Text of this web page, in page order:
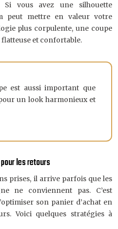
Si vous avez une silhouette
peut mettre en valeur votre
plus corpulente, une coupe
et confortable.
est aussi important que
un look harmonieux et
les retours
prises, il arrive parfois que les
ne conviennent pas. C’est
son panier d’achat en
Voici quelques stratégies à